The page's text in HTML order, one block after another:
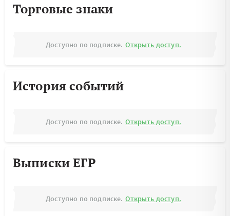
Торговые знаки
Доступно по подписке. Открыть доступ.
История событий
Доступно по подписке. Открыть доступ.
Выписки ЕГР
Доступно по подписке. Открыть доступ.